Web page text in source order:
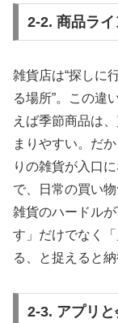
2-2. 商品ラ
雑貨店は“探しに
る場所”。この違
えば季節商品は
まりやすい。だ
りの雑貨が入口
で、日常の買い
雑貨のハードル
す」だけでなく
る、と捉えると
2-3. アプリ